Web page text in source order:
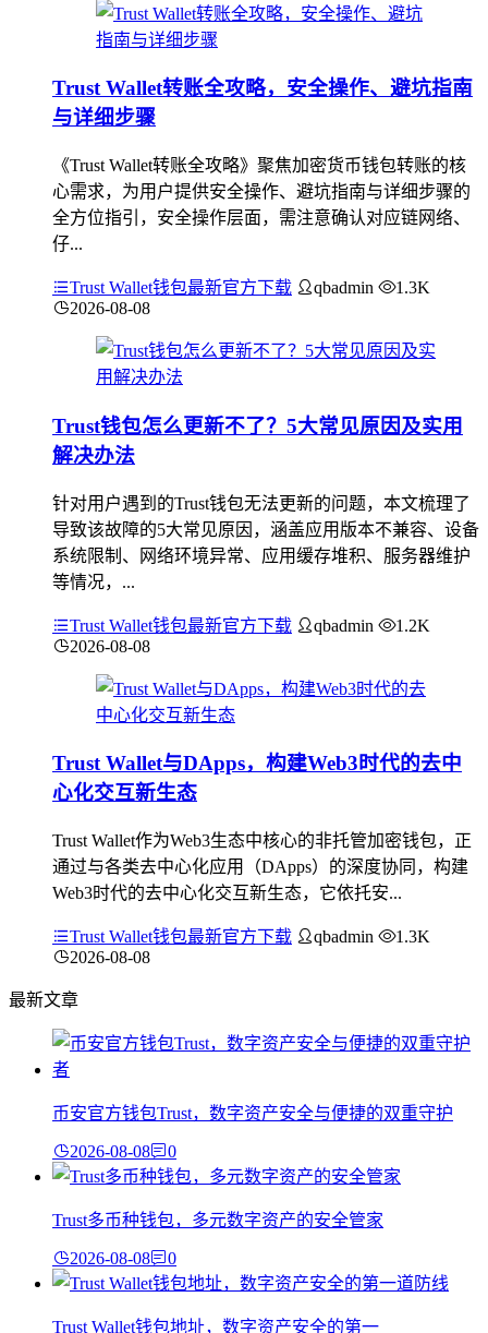
Trust Wallet转账全攻略，安全操作、避坑指南
与详细步骤
《Trust Wallet转账全攻略》聚焦加密货币钱包转账的核
心需求，为用户提供安全操作、避坑指南与详细步骤的
全方位指引，安全操作层面，需注意确认对应链网络、
仔...
Trust Wallet钱包最新官方下载 qbadmin
1.3K
2026-08-08
Trust钱包怎么更新不了？5大常见原因及实用
解决办法
针对用户遇到的Trust钱包无法更新的问题，本文梳理了
导致该故障的5大常见原因，涵盖应用版本不兼容、设备
系统限制、网络环境异常、应用缓存堆积、服务器维护
等情况，...
Trust Wallet钱包最新官方下载 qbadmin
1.2K
2026-08-08
Trust Wallet与DApps，构建Web3时代的去中
心化交互新生态
Trust Wallet作为Web3生态中核心的非托管加密钱包，正
通过与各类去中心化应用（DApps）的深度协同，构建
Web3时代的去中心化交互新生态，它依托安...
Trust Wallet钱包最新官方下载 qbadmin
1.3K
2026-08-08
最新文章
币安官方钱包Trust，数字资产安全与便捷的双重守护
2026-08-08 0
Trust多币种钱包，多元数字资产的安全管家
2026-08-08 0
Trust Wallet钱包地址，数字资产安全的第一